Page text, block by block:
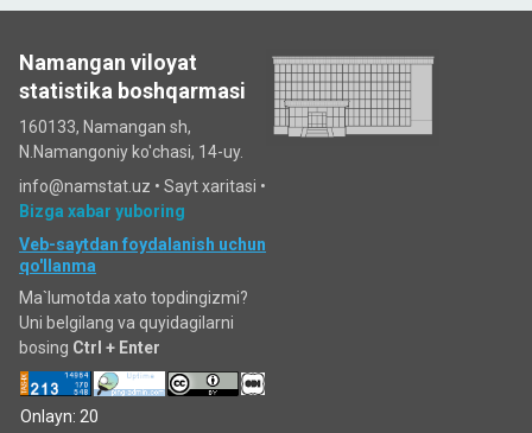
Namangan viloyat
statistika boshqarmasi
160133, Namangan sh,
N.Namangoniy ko'chasi, 14-uy.
info@namstat.uz • Sayt xaritasi •
Bizga xabar yuboring
Veb-saytdan foydalanish uchun
qo'llanma
Ma`lumotda xato topdingizmi?
Uni belgilang va quyidagilarni
bosing Ctrl + Enter
Onlayn: 20